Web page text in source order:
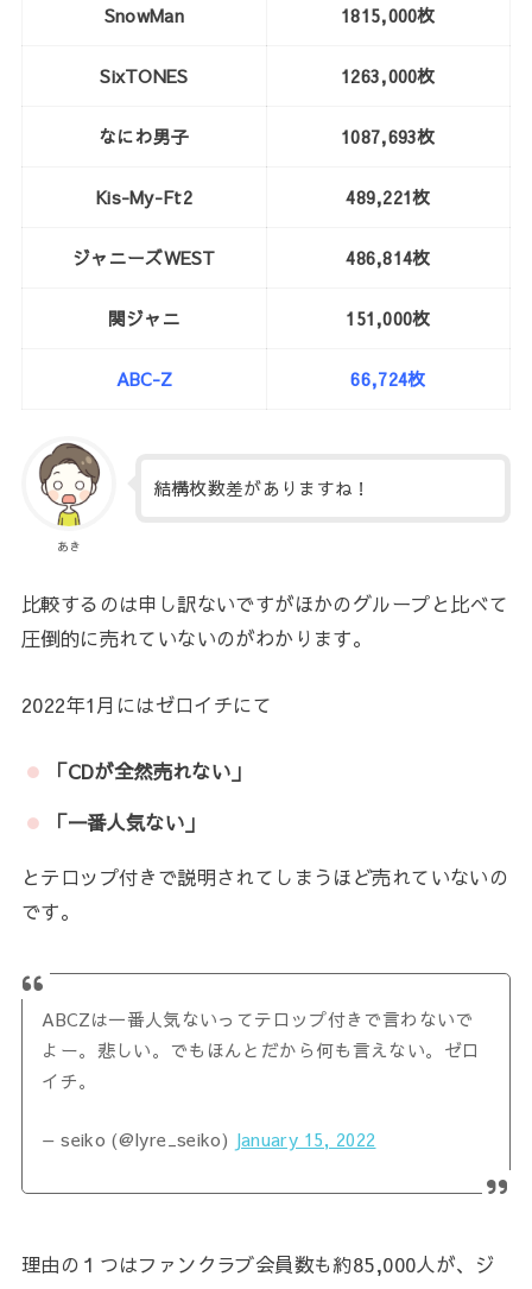
SnowMan 1815,000枚
SixTONES 1263,000枚
なにわ男子 1087,693枚
Kis-My-Ft2 489,221枚
ジャニーズWEST 486,814枚
関ジャニ 151,000枚
ABC-Z 66,724枚
あき
結構枚数差がありますね！
比較するのは申し訳ないですがほかのグループと比べて
圧倒的に売れていないのがわかります。
2022年1月にはゼロイチにて
「CDが全然売れない」
「一番人気ない」
とテロップ付きで説明されてしまうほど売れていないの
です。
ABCZは一番人気ないってテロップ付きで言わないで
よー。悲しい。でもほんとだから何も言えない。ゼロ
イチ。
— seiko (@lyre_seiko) January 15, 2022
理由の１つはファンクラブ会員数も約85,000人が、ジ